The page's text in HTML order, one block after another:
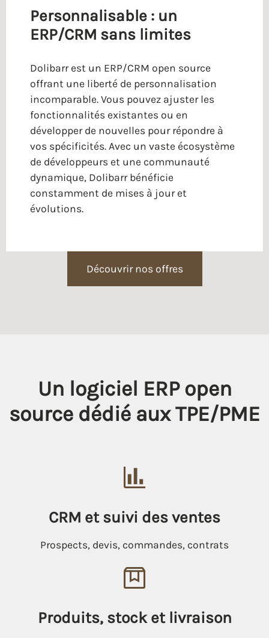
Personnalisable : un
ERP/CRM sans limites
Dolibarr est un ERP/CRM open source
offrant une liberté de personnalisation
incomparable. Vous pouvez ajuster les
fonctionnalités existantes ou en
développer de nouvelles pour répondre à
vos spécificités. Avec un vaste écosystème
de développeurs et une communauté
dynamique, Dolibarr bénéficie
constamment de mises à jour et
évolutions.
Découvrir nos offres
Un logiciel ERP open
source dédié aux TPE/PME
CRM et suivi des ventes
Prospects, devis, commandes, contrats
Produits, stock et livraison